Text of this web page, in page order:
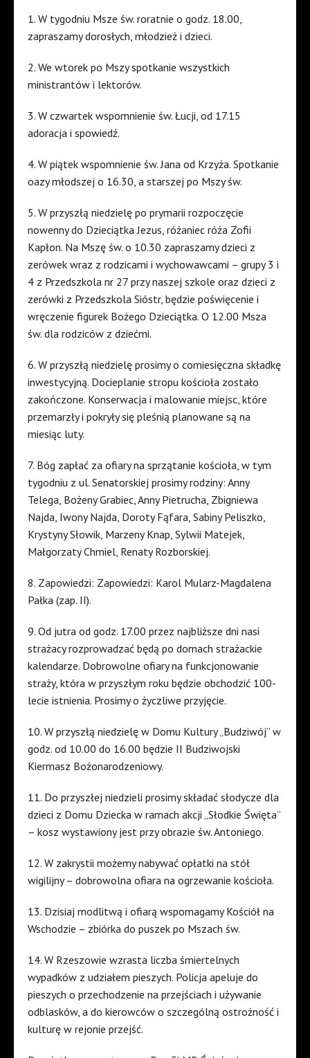
1. W tygodniu Msze św. roratnie o godz. 18.00,
zapraszamy dorosłych, młodzież i dzieci.
2. We wtorek po Mszy spotkanie wszystkich
ministrantów i lektorów.
3. W czwartek wspomnienie św. Łucji, od 17.15
adoracja i spowiedź.
4. W piątek wspomnienie św. Jana od Krzyża. Spotkanie
oazy młodszej o 16.30, a starszej po Mszy św.
5. W przyszłą niedzielę po prymarii rozpoczęcie
nowenny do Dzieciątka Jezus, różaniec róża Zofii
Kapłon. Na Mszę św. o 10.30 zapraszamy dzieci z
zerówek wraz z rodzicami i wychowawcami – grupy 3 i
4 z Przedszkola nr 27 przy naszej szkole oraz dzieci z
zerówki z Przedszkola Sióstr, będzie poświęcenie i
wręczenie figurek Bożego Dzieciątka. O 12.00 Msza
św. dla rodziców z dziećmi.
6. W przyszłą niedzielę prosimy o comiesięczna składkę
inwestycyjną. Docieplanie stropu kościoła zostało
zakończone. Konserwacja i malowanie miejsc, które
przemarzły i pokryły się pleśnią planowane są na
miesiąc luty.
7. Bóg zapłać za ofiary na sprzątanie kościoła, w tym
tygodniu z ul. Senatorskiej prosimy rodziny: Anny
Telega, Bożeny Grabiec, Anny Pietrucha, Zbigniewa
Najda, Iwony Najda, Doroty Fąfara, Sabiny Peliszko,
Krystyny Słowik, Marzeny Knap, Sylwii Matejek,
Małgorzaty Chmiel, Renaty Rozborskiej.
8. Zapowiedzi: Zapowiedzi: Karol Mularz-Magdalena
Pałka (zap. II).
9. Od jutra od godz. 17.00 przez najbliższe dni nasi
strażacy rozprowadzać będą po domach strażackie
kalendarze. Dobrowolne ofiary na funkcjonowanie
straży, która w przyszłym roku będzie obchodzić 100-
lecie istnienia. Prosimy o życzliwe przyjęcie.
10. W przyszłą niedzielę w Domu Kultury „Budziwój” w
godz. od 10.00 do 16.00 będzie II Budziwojski
Kiermasz Bożonarodzeniowy.
11. Do przyszłej niedzieli prosimy składać słodycze dla
dzieci z Domu Dziecka w ramach akcji „Słodkie Święta”
– kosz wystawiony jest przy obrazie św. Antoniego.
12. W zakrystii możemy nabywać opłatki na stół
wigilijny – dobrowolna ofiara na ogrzewanie kościoła.
13. Dzisiaj modlitwą i ofiarą wspomagamy Kościół na
Wschodzie – zbiórka do puszek po Mszach św.
14. W Rzeszowie wzrasta liczba śmiertelnych
wypadków z udziałem pieszych. Policja apeluje do
pieszych o przechodzenie na przejściach i używanie
odblasków, a do kierowców o szczególną ostrożność i
kulturę w rejonie przejść.